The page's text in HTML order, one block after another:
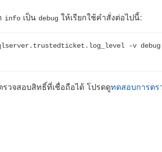
info เป็น debug ให้เรียกใช้คำสั่งต่อไปนี้:
-v debug
วจสอบสิทธิ์ที่เชื่อถือได้ โปรดดูทดสอบการตร